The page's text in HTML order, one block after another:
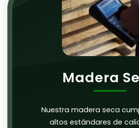
Madera
Nuestra madera seca
altos estándares de